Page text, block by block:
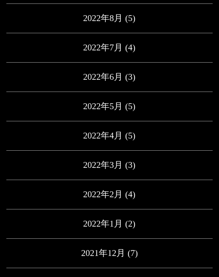
2022年8月 (5)
2022年7月 (4)
2022年6月 (3)
2022年5月 (5)
2022年4月 (5)
2022年3月 (3)
2022年2月 (4)
2022年1月 (2)
2021年12月 (7)